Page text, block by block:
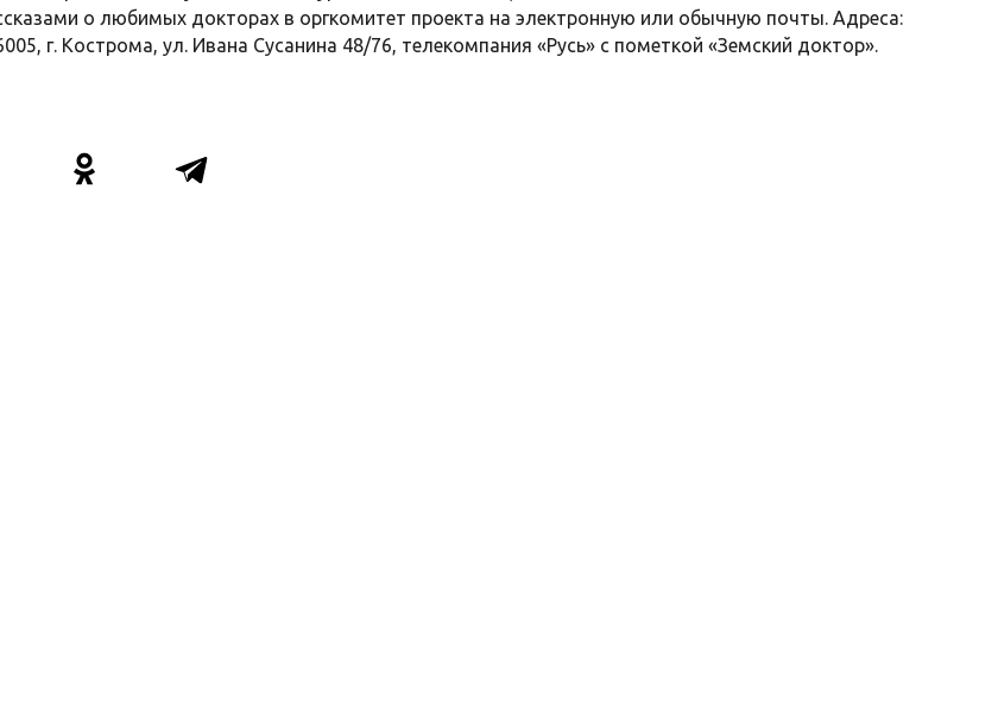
о любимых докторах в оргкомитет проекта на электронную или обычную почты. Адреса:
г. Кострома, ул. Ивана Сусанина 48/76, телекомпания «Русь» с пометкой «Земский доктор».